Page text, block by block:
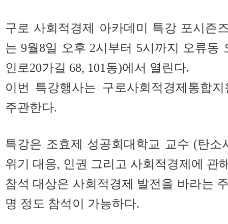
구로 사회적경제 아카데미 특강 포시즌
는 9월8일 오후 2시부터 5시까지 오류동
인로20가길 68, 101동)에서 열린다.
이번 특강행사는 구로사회적경제통합
주관한다.
특강은 조효제 성공회대학교 교수 (탄
위기 대응, 인권 그리고 사회적경제에 관
참석 대상은 사회적경제 발전을 바라는
명 정도 참석이 가능하다.